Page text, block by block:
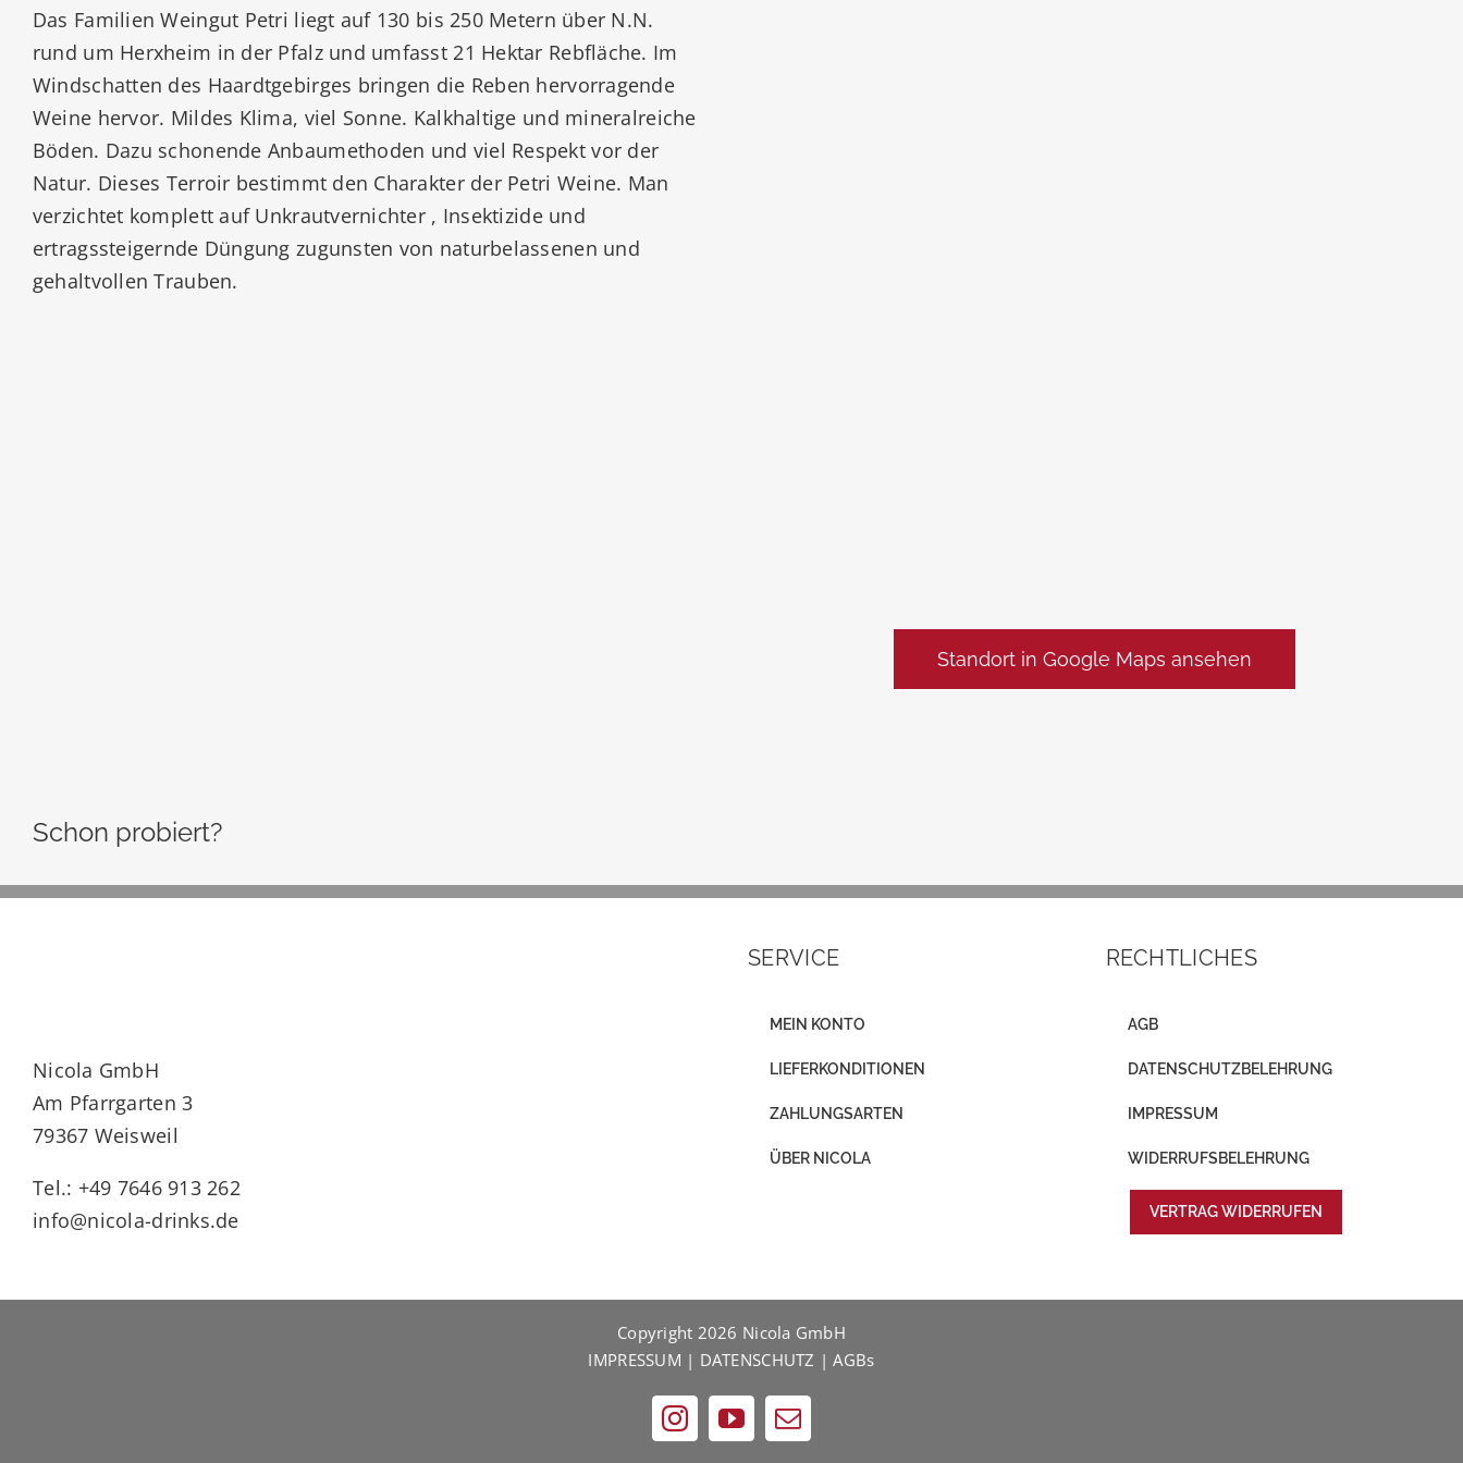
Das Familien Weingut Petri liegt auf 130 bis 250 Metern über N.N.
rund um Herxheim in der Pfalz und umfasst 21 Hektar Rebfläche. Im
Windschatten des Haardtgebirges bringen die Reben hervorragende
Weine hervor. Mildes Klima, viel Sonne. Kalkhaltige und mineralreiche
Böden. Dazu schonende Anbaumethoden und viel Respekt vor der
Natur. Dieses Terroir bestimmt den Charakter der Petri Weine. Man
verzichtet komplett auf Unkrautvernichter , Insektizide und
ertragssteigernde Düngung zugunsten von naturbelassenen und
gehaltvollen Trauben.
Standort in Google Maps ansehen
Schon probiert?
Nicola GmbH
Am Pfarrgarten 3
79367 Weisweil
Tel.: +49 7646 913 262
info@nicola-drinks.de
SERVICE
MEIN KONTO
LIEFERKONDITIONEN
ZAHLUNGSARTEN
ÜBER NICOLA
RECHTLICHES
AGB
DATENSCHUTZBELEHRUNG
IMPRESSUM
WIDERRUFSBELEHRUNG
VERTRAG WIDERRUFEN
Copyright 2026 Nicola GmbH
IMPRESSUM | DATENSCHUTZ |AGBs
Instagram
YouTube
E-